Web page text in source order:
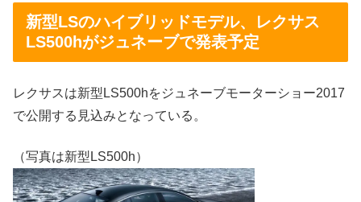
新型LSのハイブリッドモデル、レクサス
LS500hがジュネーブで発表予定
レクサスは新型LS500hをジュネーブモーターショー2017
で公開する見込みとなっている。
（写真は新型LS500h）